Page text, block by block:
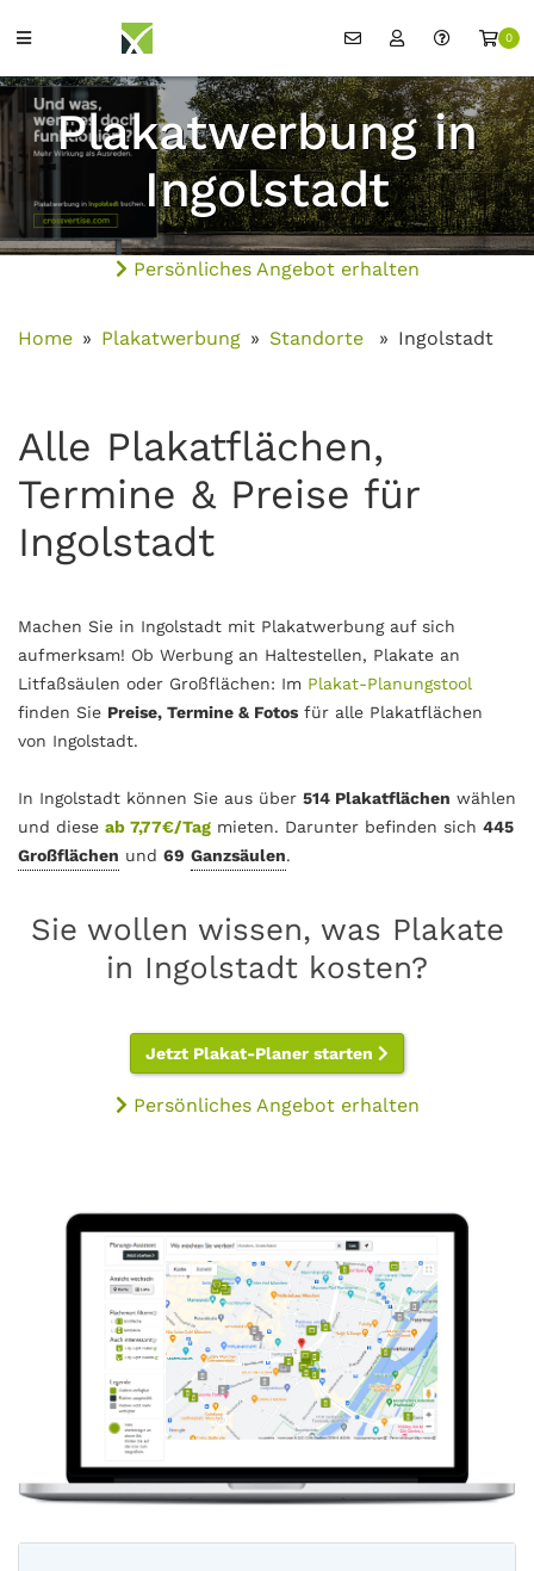
0
Plakatwerbung in
Ingolstadt
Persönliches Angebot erhalten
Home Plakatwerbung Standorte Ingolstadt
Alle Plakatflächen,
Termine & Preise für
Ingolstadt
Machen Sie in Ingolstadt mit Plakatwerbung auf sich
aufmerksam! Ob Werbung an Haltestellen, Plakate an
Litfaßsäulen oder Großflächen: Im Plakat-Planungstool
finden Sie Preise, Termine & Fotos für alle Plakatflächen
von Ingolstadt.
In Ingolstadt können Sie aus über 514 Plakatflächen wählen
und diese ab 7,77€/Tag mieten. Darunter befinden sich 445
Großflächen und 69 Ganzsäulen.
Sie wollen wissen, was Plakate
in Ingolstadt kosten?
Jetzt Plakat-Planer starten
Persönliches Angebot erhalten